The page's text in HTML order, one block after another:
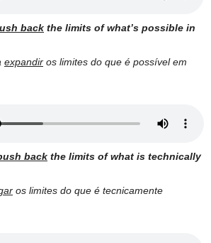
back the limits of what’s possible in
expandir os limites do que é possível em
back the limits of what is technically
os limites do que é tecnicamente